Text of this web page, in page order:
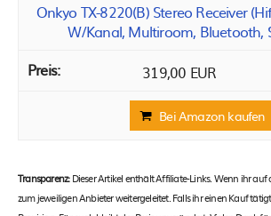
Onkyo TX-8220(B) Stereo Receiver
W/Kanal, Multiroom, Bluetooth,
319,00 EUR
Bei Amazon kaufen
Transparenz:Dieser Artikel enthält Affiliate-Links. Wenn ihr auf
zum jeweiligen Anbieter weitergeleitet. Falls ihr einen Kauf